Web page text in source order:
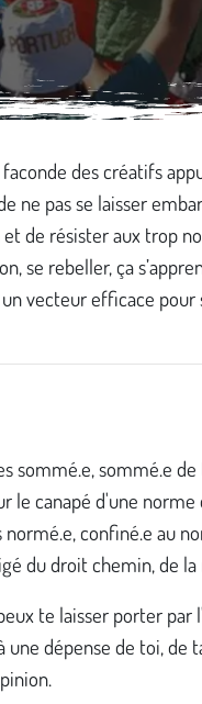
des créatifs
ne pas se laisser
de résister aux trop
se rebeller, ça
vecteur efficace
sommé.e, sommé.e
le canapé d'une
confiné.e au
du droit chemin, de
te laisser porter
une dépense de toi, de